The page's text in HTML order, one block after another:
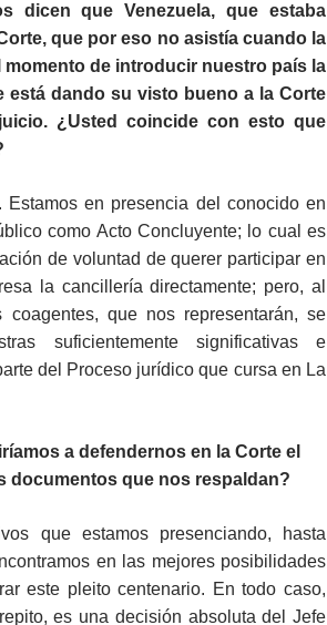
dicen que Venezuela, que estaba
que por eso no asistía cuando la
de introducir nuestro país la
está dando su visto bueno a la Corte
¿Usted coincide con esto que
Estamos en presencia del conocido en
como Acto Concluyente; lo cual es
de voluntad de querer participar en
la cancillería directamente; pero, al
que nos representarán, se
suficientemente significativas e
del Proceso jurídico que cursa en La
a defendernos en la Corte el
documentos que nos respaldan?
que estamos presenciando, hasta
en las mejores posibilidades
este pleito centenario. En todo caso,
es una decisión absoluta del Jefe